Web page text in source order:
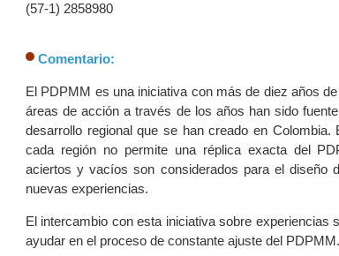
(57-1) 2858980
Comentario:
El PDPMM es una iniciativa con más de diez años
áreas de acción a través de los años han sido
desarrollo regional que se han creado en
cada región no permite una réplica exacta del
aciertos y vacíos son considerados para el diseño
nuevas experiencias.
El intercambio con esta iniciativa sobre experiencias
ayudar en el proceso de constante ajuste del PDPMM.